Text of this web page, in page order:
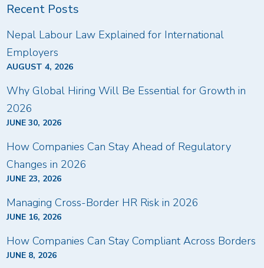
Recent Posts
Nepal Labour Law Explained for International
Employers
AUGUST 4, 2026
Why Global Hiring Will Be Essential for Growth in
2026
JUNE 30, 2026
How Companies Can Stay Ahead of Regulatory
Changes in 2026
JUNE 23, 2026
Managing Cross-Border HR Risk in 2026
JUNE 16, 2026
How Companies Can Stay Compliant Across Borders
JUNE 8, 2026